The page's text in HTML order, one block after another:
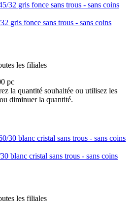
gris fonce sans trous - sans coins
les filiales
pc
la quantité souhaitée ou utilisez les
diminuer la quantité.
blanc cristal sans trous - sans coins
les filiales